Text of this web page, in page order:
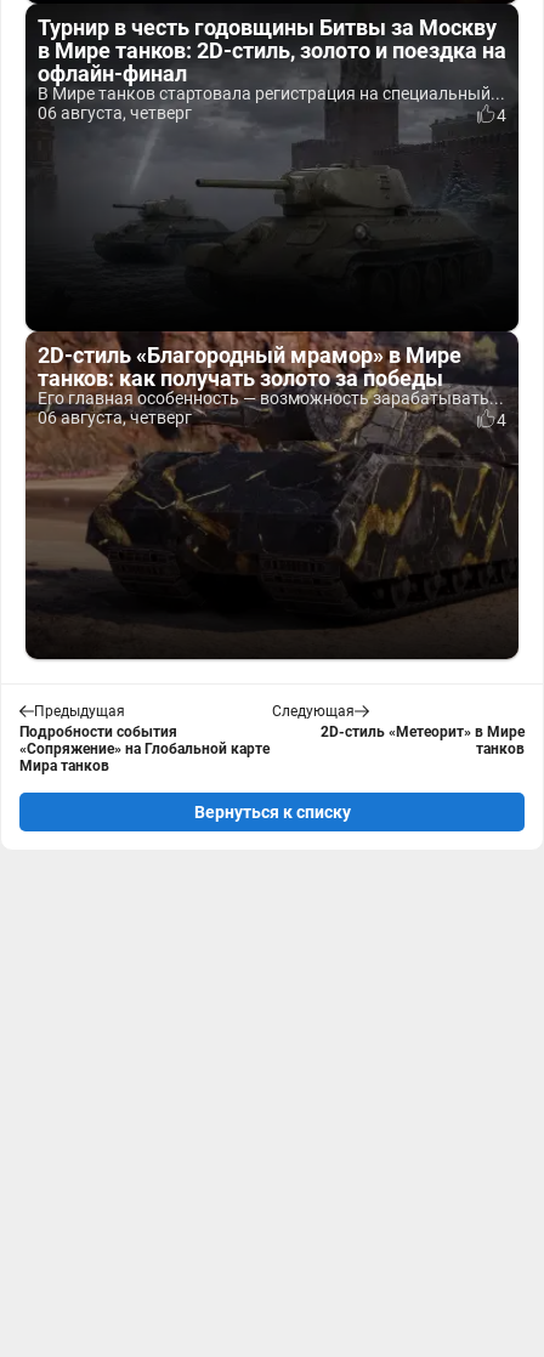
Турнир в честь годовщины Битвы за Москву
в Мире танков: 2D-стиль, золото и поездка на
офлайн-финал
В Мире танков стартовала регистрация на специальный...
06 августа, четверг
4
2D-стиль «Благородный мрамор» в Мире
танков: как получать золото за победы
Его главная особенность — возможность зарабатывать...
06 августа, четверг
4
Предыдущая
Подробности события
«Сопряжение» на Глобальной карте
Мира танков
Следующая
2D-стиль «Метеорит» в Мире
танков
Вернуться к списку